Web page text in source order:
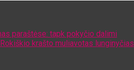
paraštėse: tapk pokyčio dalimi
krašto muliavotas lunginyčias